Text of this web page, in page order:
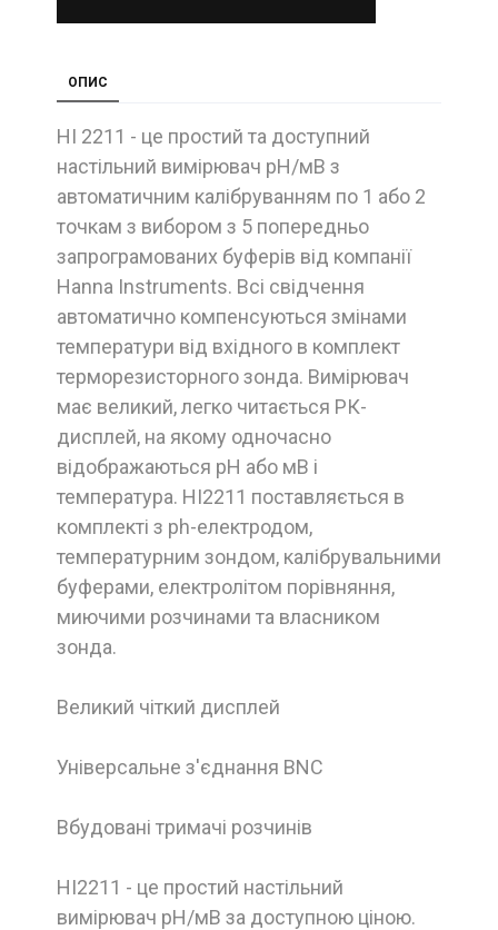
ОПИС
HI 2211 - це простий та доступний
настільний вимірювач pH/мВ з
автоматичним калібруванням по 1 або 2
точкам з вибором з 5 попередньо
запрограмованих буферів від компанії
Hanna Instruments. Всі свідчення
автоматично компенсуються змінами
температури від вхідного в комплект
терморезисторного зонда. Вимірювач
має великий, легко читається РК-
дисплей, на якому одночасно
відображаються pH або мВ і
температура. HI2211 поставляється в
комплекті з ph-електродом,
температурним зондом, калібрувальними
буферами, електролітом порівняння,
миючими розчинами та власником
зонда.
Великий чіткий дисплей
Універсальне з'єднання BNC
Вбудовані тримачі розчинів
HI2211 - це простий настільний
вимірювач pH/мВ за доступною ціною.